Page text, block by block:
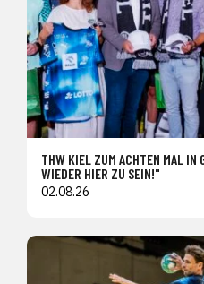
THW KIEL ZUM ACHTEN MAL IN
WIEDER HIER ZU SEIN!"
02.08.26